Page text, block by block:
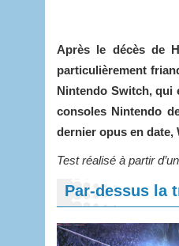
Après le décès de
particulièrement
Nintendo Switch, qui
consoles Nintendo
dernier opus en date,
Test réalisé à partir
Par-dessus la